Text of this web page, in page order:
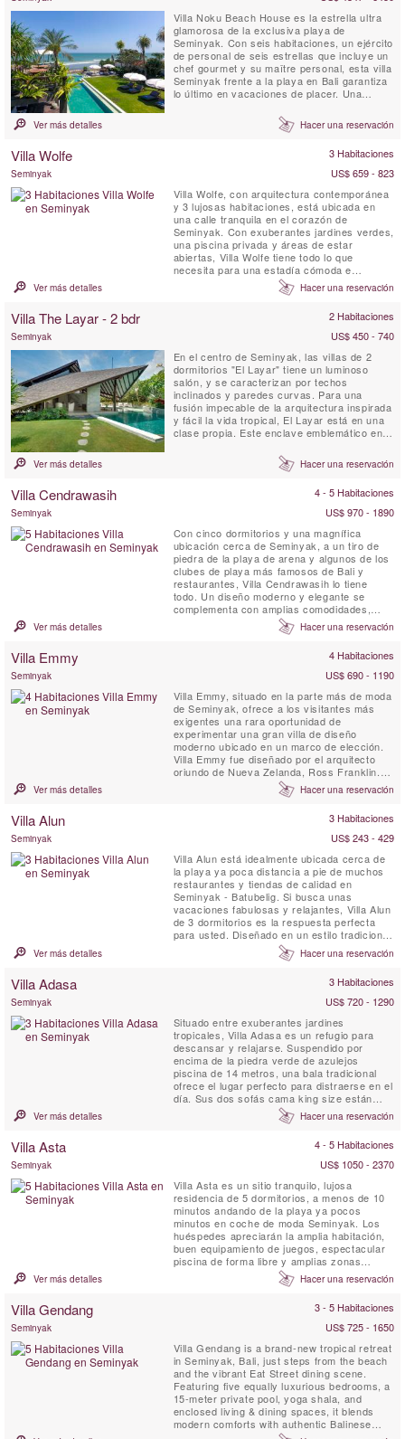
Villa Noku Beach House es la estrella ultra
glamorosa de la exclusiva playa de
Seminyak. Con seis habitaciones, un ejército
de personal de seis estrellas que incluye un
chef gourmet y su maître personal, esta villa
Seminyak frente a la playa en Bali garantiza
lo último en vacaciones de placer. Una
terrazas cubiertas, un spa con piscina
profunda más amplios jardines tropicales y
Ver más detalles Hacer una reservación
Villa Wolfe 3 Habitaciones
Seminyak
US$ 659 - 823
Villa Wolfe, con arquitectura contemporánea
y 3 lujosas habitaciones, está ubicada en
una calle tranquila en el corazón de
Seminyak. Con exuberantes jardines verdes,
una piscina privada y áreas de estar
abiertas, Villa Wolfe tiene todo lo que
necesita para una estadía cómoda e
inolvidable. Bellamente diseñado por la
diseñadora francesa Peggy Bels, este es un
Bali. A pasos de restaurantes, tiendas y la
Ver más detalles Hacer una reservación
Villa The Layar - 2 bdr 2 Habitaciones
Seminyak
US$ 450 - 740
En el centro de Seminyak, las villas de 2
dormitorios "El Layar" tiene un luminoso
salón, y se caracterizan por techos
inclinados y paredes curvas. Para una
fusión impecable de la arquitectura inspirada
y fácil la vida tropical, El Layar está en una
clase propia. Este enclave emblemático en el
situado en su propio santuario jardín muy
privado abanico desde una columnata
Ver más detalles Hacer una reservación
Villa Cendrawasih 4 - 5 Habitaciones
Seminyak
US$ 970 - 1890
Con cinco dormitorios y una magnífica
ubicación cerca de Seminyak, a un tiro de
piedra de la playa de arena y algunos de los
clubes de playa más famosos de Bali y
restaurantes, Villa Cendrawasih lo tiene
todo. Un diseño moderno y elegante se
complementa con amplias comodidades,
incluyendo una piscina de 18 metros, un
gimnasio bien equipado y una terraza
para unas tranquilas vacaciones familiares o
grupos de amigos que buscan ...
Ver más detalles Hacer una reservación
Villa Emmy 4 Habitaciones
Seminyak
US$ 690 - 1190
Villa Emmy, situado en la parte más de moda
de Seminyak, ofrece a los visitantes más
exigentes una rara oportunidad de
experimentar una gran villa de diseño
moderno ubicado en un marco de elección.
Villa Emmy fue diseñado por el arquitecto
oriundo de Nueva Zelanda, Ross Franklin.
Con la atención al detalle que el propietario
ha creado una villa de distinción, se convirtió
buscan la mejor propiedad de destino de
Ver más detalles Hacer una reservación
Villa Alun 3 Habitaciones
Seminyak
US$ 243 - 429
Villa Alun está idealmente ubicada cerca de
la playa ya poca distancia a pie de muchos
restaurantes y tiendas de calidad en
Seminyak - Batubelig. Si busca unas
vacaciones fabulosas y relajantes, Villa Alun
de 3 dormitorios es la respuesta perfecta
para usted. Diseñado en un estilo tradicional
de pabellón balinés, Villa Alun cuenta con
líneas limpias y contemporáneas y
Ver más detalles Hacer una reservación
Villa Adasa 3 Habitaciones
Seminyak
US$ 720 - 1290
Situado entre exuberantes jardines
tropicales, Villa Adasa es un refugio para
descansar y relajarse. Suspendido por
encima de la piedra verde de azulejos
piscina de 14 metros, una bala tradicional
ofrece el lugar perfecto para distraerse en el
día. Sus dos sofás cama king size están
generosamente decoradas con cojines, ideal
para un masaje o un almuerzo o cena para
azotea ofrece un retiro tranquilo para tomar
Ver más detalles Hacer una reservación
Villa Asta 4 - 5 Habitaciones
Seminyak
US$ 1050 - 2370
Villa Asta es un sitio tranquilo, lujosa
residencia de 5 dormitorios, a menos de 10
minutos andando de la playa ya pocos
minutos en coche de moda Seminyak. Los
huéspedes apreciarán la amplia habitación,
buen equipamiento de juegos, espectacular
piscina de forma libre y amplias zonas
Ver más detalles Hacer una reservación
Villa Gendang 3 - 5 Habitaciones
Seminyak
US$ 725 - 1650
Villa Gendang is a brand-new tropical retreat
in Seminyak, Bali, just steps from the beach
and the vibrant Eat Street dining scene.
Featuring five equally luxurious bedrooms, a
15-meter private pool, yoga shala, and
enclosed living & dining spaces, it blends
modern comforts with authentic Balinese
charm. Complete with butler service, daily